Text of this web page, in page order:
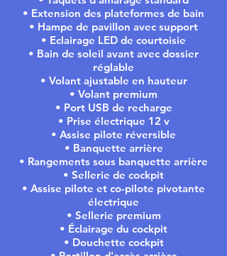
• Extension des plateformes de bain
• Hampe de pavillon avec support
• Eclairage LED de courtoisie
• Bain de soleil avant avec dossier
réglable
• Volant ajustable en hauteur
• Volant premium
• Port USB de recharge
• Prise électrique 12 v
• Assise pilote réversible
• Banquette arrière
• Rangements sous banquette arrière
• Sellerie de cockpit
• Assise pilote et co-pilote pivotante
électrique
• Sellerie premium
• Éclairage du cockpit
• Douchette cockpit